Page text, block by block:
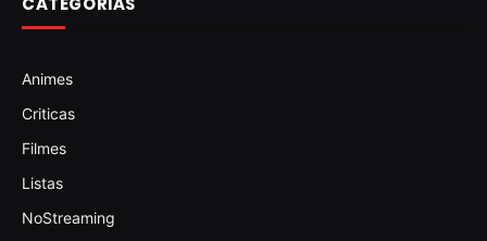
Animes
Criticas
Filmes
Listas
NoStreaming